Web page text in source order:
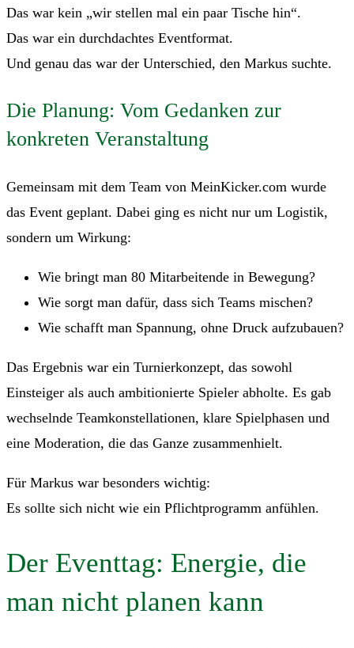
Das war kein „wir stellen mal ein paar Tische hin“.
Das war ein durchdachtes Eventformat.
Und genau das war der Unterschied, den Markus suchte.
Die Planung: Vom Gedanken zur
konkreten Veranstaltung
Gemeinsam mit dem Team von MeinKicker.com wurde
das Event geplant. Dabei ging es nicht nur um Logistik,
sondern um Wirkung:
Wie bringt man 80 Mitarbeitende in Bewegung?
Wie sorgt man dafür, dass sich Teams mischen?
Wie schafft man Spannung, ohne Druck aufzubauen?
Das Ergebnis war ein Turnierkonzept, das sowohl
Einsteiger als auch ambitionierte Spieler abholte. Es gab
wechselnde Teamkonstellationen, klare Spielphasen und
eine Moderation, die das Ganze zusammenhielt.
Für Markus war besonders wichtig:
Es sollte sich nicht wie ein Pflichtprogramm anfühlen.
Der Eventtag: Energie, die
man nicht planen kann